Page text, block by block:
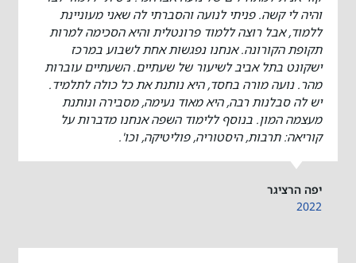
והיה לי קשה. פניתי לנועה והסברתי לה שאני מעוניינת
ללמוד, אבל רוצה ללמוד פרונטלית והיא הסכימה למרות
תקופת הקורונה. אנחנו נפגשות אחת לשבוע במרכז
ישקונט בתל אביב לשיעור של שעתיים. השעתיים עוברות
מהר. נועה מורה בחסד, היא נותנת את כל כולה לתלמיד.
יש לה סבלנות רבה, היא מאוד נעימה, מסבירה ונותנת
מעצמה המון. בנוסף ללימוד השפה אנחנו מדברות על
קוריאה: תרבות, היסטוריה, פוליטיקה, וכו'.
יפה הרציגר
2022